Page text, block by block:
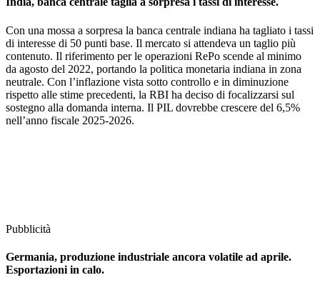
Con una mossa a sorpresa la banca centrale indiana ha tagliato i tassi
di interesse di 50 punti base. Il mercato si attendeva un taglio più
contenuto. Il riferimento per le operazioni RePo scende al minimo
da agosto del 2022, portando la politica monetaria indiana in zona
neutrale. Con l’inflazione vista sotto controllo e in diminuzione
rispetto alle stime precedenti, la RBI ha deciso di focalizzarsi sul
sostegno alla domanda interna. Il PIL dovrebbe crescere del 6,5%
nell’anno fiscale 2025-2026.
Pubblicità
Germania, produzione industriale ancora volatile ad aprile.
Esportazioni in calo.